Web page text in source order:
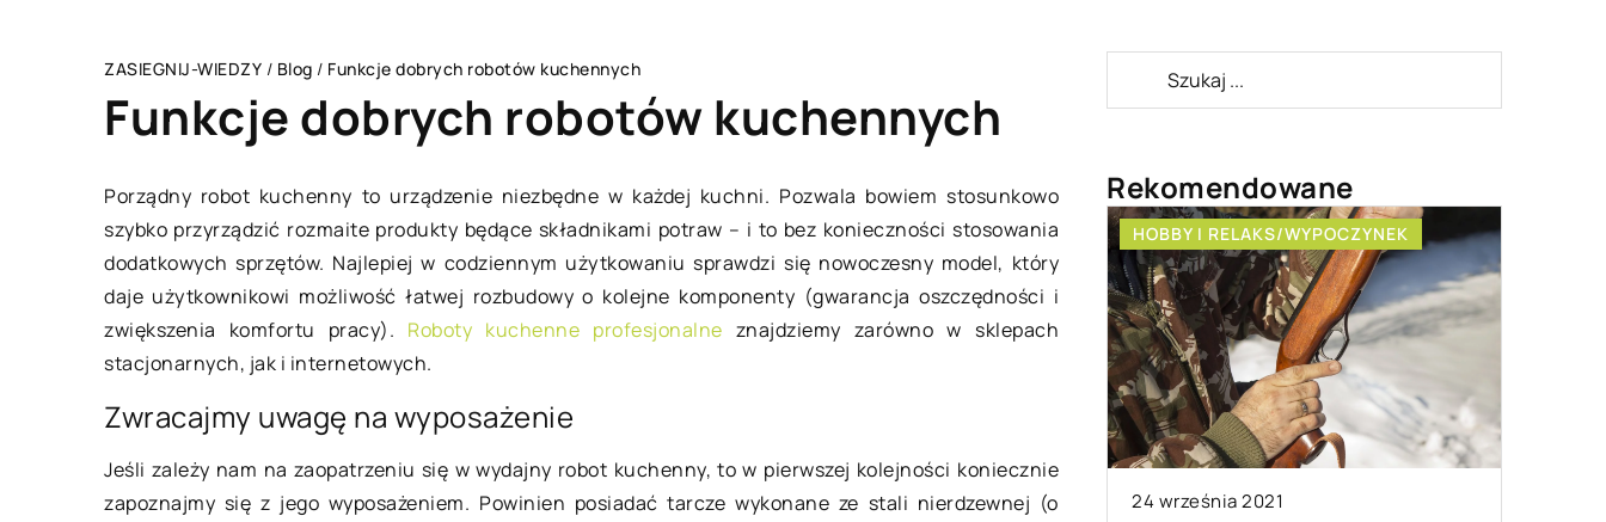
ZASIEGNIJ-WIEDZY / Blog / Funkcje dobrych robotów kuchennych
Funkcje dobrych robotów kuchennych
Porządny robot kuchenny to urządzenie niezbędne w każdej kuchni. Pozwala bowiem stosunkowo
szybko przyrządzić rozmaite produkty będące składnikami potraw – i to bez konieczności stosowania
dodatkowych sprzętów. Najlepiej w codziennym użytkowaniu sprawdzi się nowoczesny model, który
daje użytkownikowi możliwość łatwej rozbudowy o kolejne komponenty (gwarancja oszczędności i
zwiększenia komfortu pracy). Roboty kuchenne profesjonalne znajdziemy zarówno w sklepach
stacjonarnych, jak i internetowych.
Zwracajmy uwagę na wyposażenie
Jeśli zależy nam na zaopatrzeniu się w wydajny robot kuchenny, to w pierwszej kolejności koniecznie
zapoznajmy się z jego wyposażeniem. Powinien posiadać tarcze wykonane ze stali nierdzewnej (o
Rekomendowane
SPOSÓB ŻYCIA I STYL
27 kwietnia 2021
DOM I OTOCZENIE
20 października 2020
HOBBY I RELAKS/WYPOCZYNEK
24 września 2021